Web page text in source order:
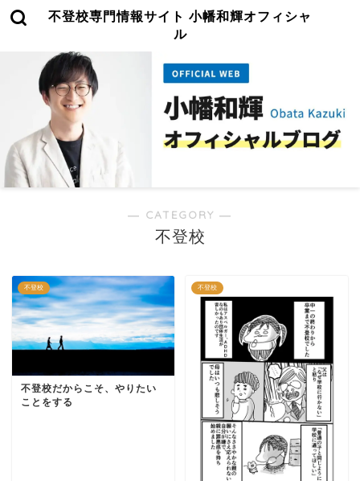
不登校専門情報サイト 小幡和輝オフィシャ
ル
― CATEGORY ―
不登校
不登校
不登校だからこそ、やりたい
ことをする
不登校